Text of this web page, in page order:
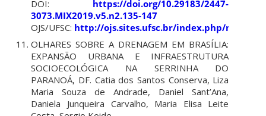
DOI: https://doi.org/10.29183/2447-
3073.MIX2019.v5.n2.135-147
OJS/UFSC: http://ojs.sites.ufsc.br/index.php/
OLHARES SOBRE A DRENAGEM EM BRASÍLIA:
EXPANSÃO URBANA E INFRAESTRUTURA
SOCIOECOLÓGICA NA SERRINHA DO
PARANOÁ, DF. Catia dos Santos Conserva, Liza
Maria Souza de Andrade, Daniel Sant’Ana,
Daniela Junqueira Carvalho, Maria Elisa Leite